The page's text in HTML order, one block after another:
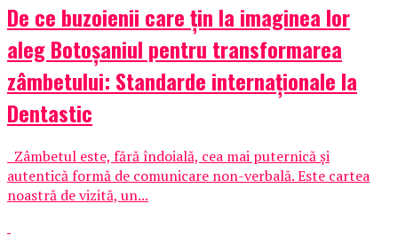
De ce buzoienii care țin la imaginea lor
aleg Botoșaniul pentru transformarea
zâmbetului: Standarde internaționale la
Dentastic
Zâmbetul este, fără îndoială, cea mai puternică și
autentică formă de comunicare non-verbală. Este cartea
noastră de vizită, un...